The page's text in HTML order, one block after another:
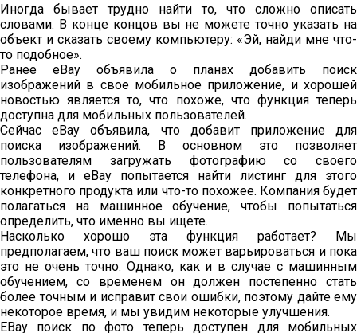
Иногда бывает трудно найти то, что сложно описать
словами. В конце концов вы не можете точно указать на
объект и сказать своему компьютеру: «Эй, найди мне что-
то подобное».
Ранее eBay объявила о планах добавить поиск
изображений в свое мобильное приложение, и хорошей
новостью является то, что похоже, что функция теперь
доступна для мобильных пользователей.
Сейчас eBay объявила, что добавит приложение для
поиска изображений. В основном это позволяет
пользователям загружать фотографию со своего
телефона, и eBay попытается найти листинг для этого
конкретного продукта или что-то похожее. Компания будет
полагаться на машинное обучение, чтобы попытаться
определить, что именно вы ищете.
Насколько хорошо эта функция работает? Мы
предполагаем, что ваш поиск может варьироваться и пока
это не очень точно. Однако, как и в случае с машинным
обучением, со временем он должен постепенно стать
более точным и исправит свои ошибки, поэтому дайте ему
некоторое время, и мы увидим некоторые улучшения.
EBay поиск по фото теперь доступен для мобильных